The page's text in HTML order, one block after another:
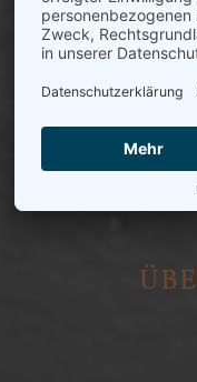
zertifizierten
für echten
Auch in
leckeren